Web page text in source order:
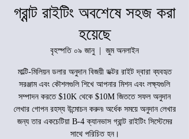
গ্রান্ট রাইটিং অবশেষে সহজ করা
হয়েছে
বৃহস্পতি ০৯ জানু
  |
জুম অনলাইন
মাল্টি-মিলিয়ন ডলার অনুদান বিজয়ী ডক্টর রাইট দ্বারা ব্যবহৃত
সরঞ্জাম এবং কৌশলগুলি শিখে আপনার মিশন এবং লক্ষ্যগুলি
সম্পাদন করতে $10K থেকে $10M জিততে সফল অনুদান
লেখার গোপন রহস্য উন্মোচন করুন৷ অর্ধেক সময়ে অনুদান লেখার
জন্য তার একচেটিয়া B-4 ক্যানভাস গ্রান্ট রাইটিং সিস্টেমের
সাথে পরিচিত হন।